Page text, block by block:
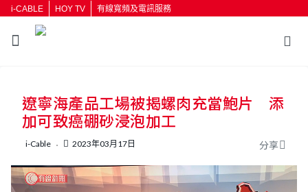
i-CABLE HOY TV 有線寬頻及電訊服務
按輸入鍵開始搜尋
遼寧海產品工場被揭螺肉充當鮑片 添
加可致癌硼砂浸泡加工
i-Cable 2023年03月17日 分享